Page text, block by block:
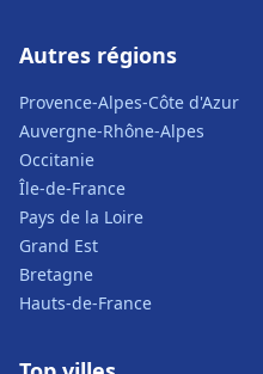
Autres régions
Provence-Alpes-Côte d'Azur
Auvergne-Rhône-Alpes
Occitanie
Île-de-France
Pays de la Loire
Grand Est
Bretagne
Hauts-de-France